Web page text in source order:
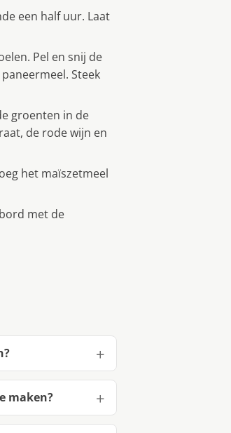
een half uur. Laat
Pel en snij de
Steek
groenten in de
de rode wijn en
het maïszetmeel
met de
maken?